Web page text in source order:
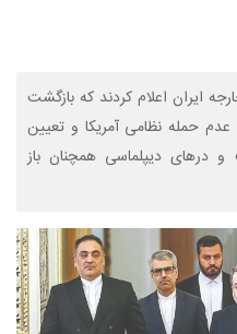
ایران اعلام کردند که بازگشت
حمله نظامی آمریکا و تعیین
درهای دیپلماسی همچنان باز